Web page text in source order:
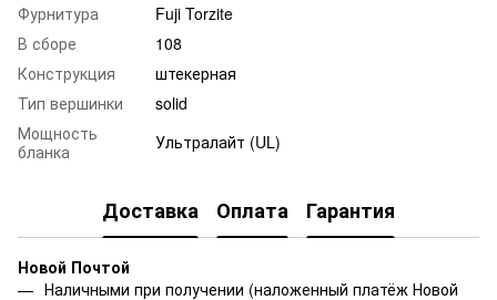
Фурнитура
Fuji Torzite
В сборе
108
Конструкция
штекерная
Тип вершинки
solid
Мощность
бланка
Ультралайт (UL)
Доставка Оплата Гарантия
Новой Почтой
Наличными при получении (наложенный платёж Новой